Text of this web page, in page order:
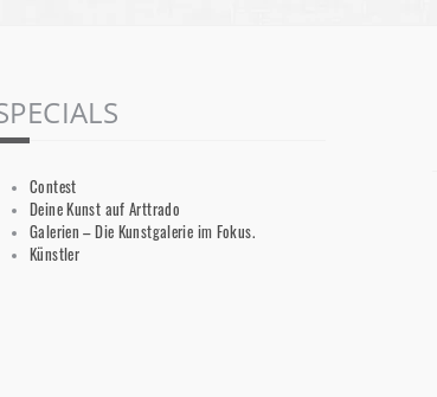
Contest
Deine Kunst auf Arttrado
Galerien – Die Kunstgalerie im Fokus.
Künstler